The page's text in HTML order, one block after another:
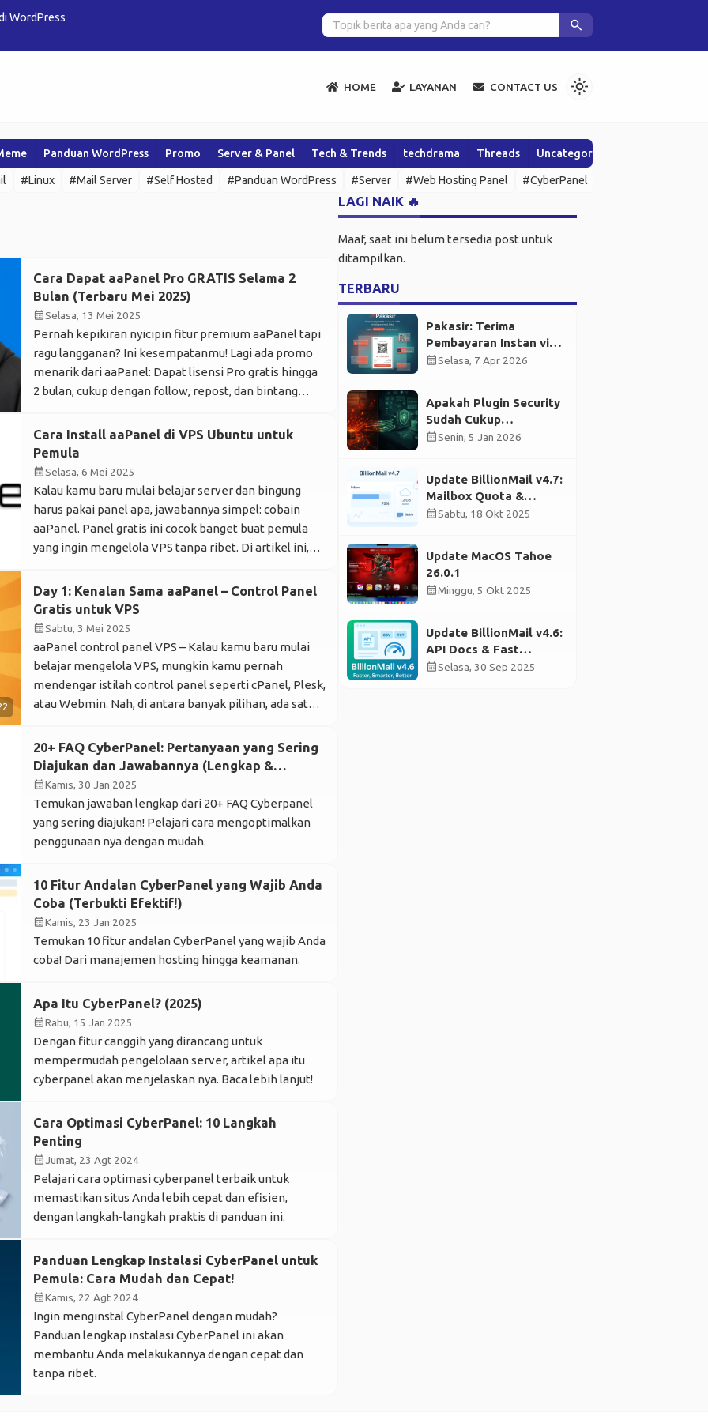
WordPress Apakah Plugin Security Sudah Cukup Mengamankan WordPress?
search
HOME LAYANAN CONTACT US light_mode
Panduan WordPress Promo Server & Panel Tech & Trends techdrama Threads Uncategorized
#Linux #Mail Server #Self Hosted #Panduan WordPress #Server #Web Hosting Panel #CyberPanel
Cara Dapat aaPanel Pro GRATIS Selama 2
Bulan (Terbaru Mei 2025)
calendar_monthSelasa, 13 Mei 2025
Pernah kepikiran nyicipin fitur premium aaPanel tapi
ragu langganan? Ini kesempatanmu! Lagi ada promo
menarik dari aaPanel: Dapat lisensi Pro gratis hingga
2 bulan, cukup dengan follow, repost, dan bintang
aaPanel Pro? Kalau kamu udah familiar sama aaPanel
versi gratis, pasti tahu betapa powerful-nya tool […]
Cara Install aaPanel di VPS Ubuntu untuk
Pemula
calendar_monthSelasa, 6 Mei 2025
Kalau kamu baru mulai belajar server dan bingung
harus pakai panel apa, jawabannya simpel: cobain
aaPanel. Panel gratis ini cocok banget buat pemula
yang ingin mengelola VPS tanpa ribet. Di artikel ini,
lengkap dan mudah dipahami. Kenapa aaPanel?
aaPanel adalah control panel berbasis web yang […]
Day 1: Kenalan Sama aaPanel – Control Panel
Gratis untuk VPS
calendar_monthSabtu, 3 Mei 2025
aaPanel control panel VPS – Kalau kamu baru mulai
belajar mengelola VPS, mungkin kamu pernah
mendengar istilah control panel seperti cPanel, Plesk,
atau Webmin. Nah, di antara banyak pilihan, ada satu
aaPanel. Saya pribadi juga baru kenal dengan aaPanel
belum lama ini, dan jujur, cukup terkesan. […]
20+ FAQ CyberPanel: Pertanyaan yang Sering
Diajukan dan Jawabannya (Lengkap &
Terbaru!)
calendar_monthKamis, 30 Jan 2025
Temukan jawaban lengkap dari 20+ FAQ Cyberpanel
yang sering diajukan! Pelajari cara mengoptimalkan
penggunaan nya dengan mudah.
10 Fitur Andalan CyberPanel yang Wajib Anda
Coba (Terbukti Efektif!)
calendar_monthKamis, 23 Jan 2025
Temukan 10 fitur andalan CyberPanel yang wajib Anda
coba! Dari manajemen hosting hingga keamanan.
Apa Itu CyberPanel? (2025)
calendar_monthRabu, 15 Jan 2025
Dengan fitur canggih yang dirancang untuk
mempermudah pengelolaan server, artikel apa itu
cyberpanel akan menjelaskan nya. Baca lebih lanjut!
Cara Optimasi CyberPanel: 10 Langkah
Penting
calendar_monthJumat, 23 Agt 2024
Pelajari cara optimasi cyberpanel terbaik untuk
memastikan situs Anda lebih cepat dan efisien,
dengan langkah-langkah praktis di panduan ini.
Panduan Lengkap Instalasi CyberPanel untuk
Pemula: Cara Mudah dan Cepat!
calendar_monthKamis, 22 Agt 2024
Ingin menginstal CyberPanel dengan mudah?
Panduan lengkap instalasi CyberPanel ini akan
membantu Anda melakukannya dengan cepat dan
tanpa ribet.
LAGI NAIK 🔥
Maaf, saat ini belum tersedia post untuk
ditampilkan.
TERBARU
Pakasir: Terima
Pembayaran Instan via
Payment Link
calendar_monthSelasa, 7 Apr 2026
Apakah Plugin Security
Sudah Cukup
Mengamankan
calendar_monthSenin, 5 Jan 2026
Update BillionMail v4.7:
Mailbox Quota &
Stability Improvements
calendar_monthSabtu, 18 Okt 2025
Update MacOS Tahoe
26.0.1
calendar_monthMinggu, 5 Okt 2025
Update BillionMail v4.6:
API Docs & Fast
Validation
calendar_monthSelasa, 30 Sep 2025